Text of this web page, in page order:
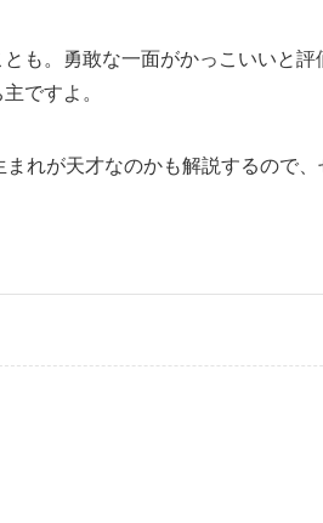
も。勇敢な一面がかっこいいと評
ですよ。
れが天才なのかも解説するので